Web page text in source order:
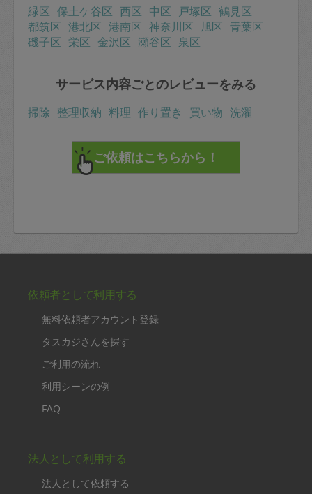
緑区 保土ケ谷区 西区 中区 戸塚区 鶴見区
都筑区 港北区 港南区 神奈川区 旭区 青葉区
磯子区 栄区 金沢区 瀬谷区 泉区
サービス内容ごとのレビューをみる
掃除 整理収納 料理 作り置き 買い物 洗濯
依頼者として利用する
無料依頼者アカウント登録
タスカジさんを探す
ご利用の流れ
利用シーンの例
FAQ
法人として利用する
法人として依頼する